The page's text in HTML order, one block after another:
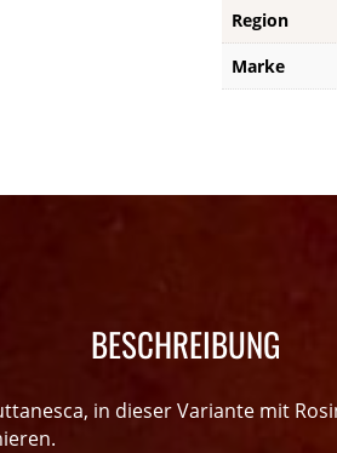
Region
Marke
BESCHREIBUNG
in dieser Variante mit